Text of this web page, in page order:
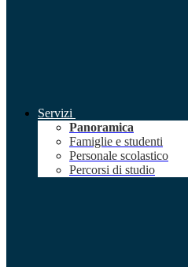
Servizi
Panoramica
Famiglie e studenti
Personale scolastico
Percorsi di studio